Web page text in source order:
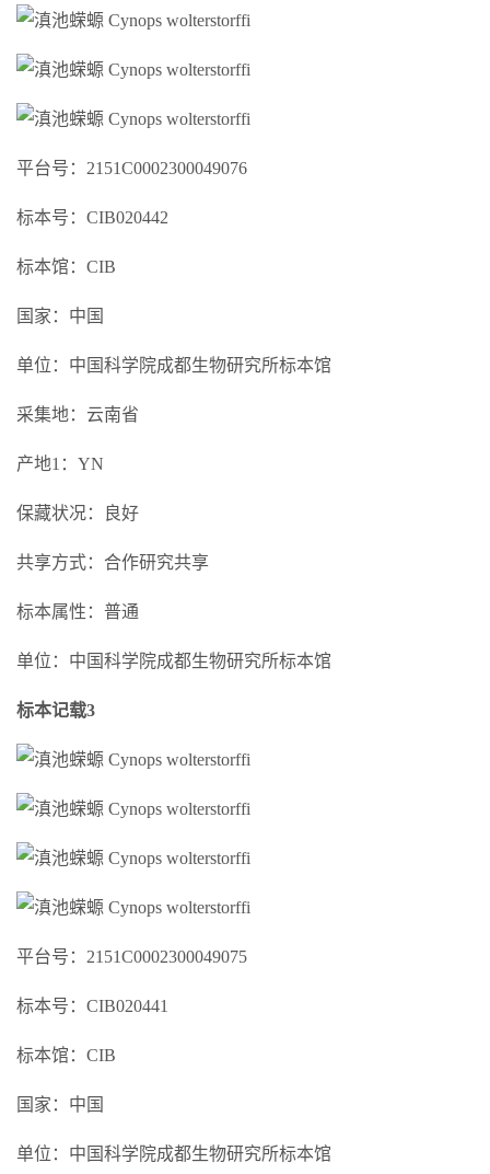
平台号：2151C0002300049076
标本号：CIB020442
标本馆：CIB
国家：中国
单位：中国科学院成都生物研究所标本馆
采集地：云南省
产地1：YN
保藏状况：良好
共享方式：合作研究共享
标本属性：普通
单位：中国科学院成都生物研究所标本馆
标本记载3
平台号：2151C0002300049075
标本号：CIB020441
标本馆：CIB
国家：中国
单位：中国科学院成都生物研究所标本馆